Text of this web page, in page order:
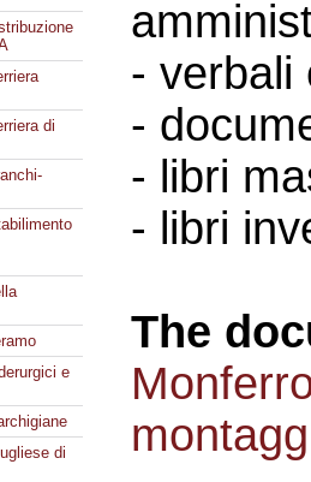
di
e
di
- verbali
-
- libri
- libri
The